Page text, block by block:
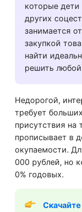
которые
других
занимается
закупкой
найти
решить
Недорогой,
требует
присутствия на
прописывает в
окупаемости.
000 рублей, но
0% годовых.